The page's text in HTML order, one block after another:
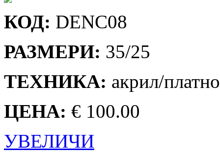
КОД: DENC08
РАЗМЕРИ: 35/25
ТЕХНИКА: акрил/платно
ЦЕНА: € 100.00
УВЕЛИЧИ